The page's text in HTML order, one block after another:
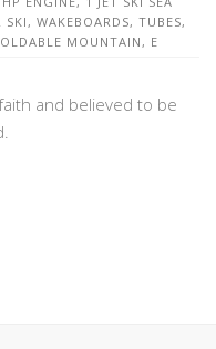
WAKEBOARDS, TUBES,
MOUNTAIN, E
and believed to be